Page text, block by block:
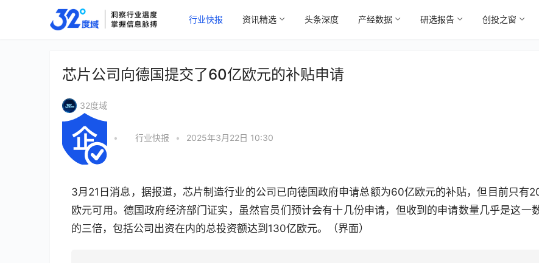
行业快报 资讯精选 头条深度 产经数据 研选报告 创投之窗
芯片公司向德国提交了60亿欧元的补贴申请
32度域
• 行业快报 • 2025年3月22日 10:30
3月21日消息，据报道，芯片制造行业的公司已向德国政府申请总额为60亿欧元的补贴，但目前只有
欧元可用。德国政府经济部门证实，虽然官员们预计会有十几份申请，但收到的申请数量几乎是这一
的三倍，包括公司出资在内的总投资额达到130亿欧元。（界面）